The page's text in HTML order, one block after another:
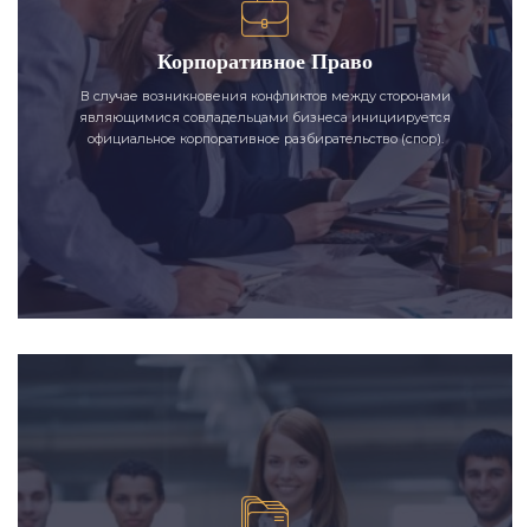
Корпоративное Право
В случае возникновения конфликтов между сторонами
являющимися совладельцами бизнеса инициируется
официальное корпоративное разбирательство (спор).